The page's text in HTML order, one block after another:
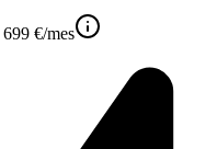
699 €/mes